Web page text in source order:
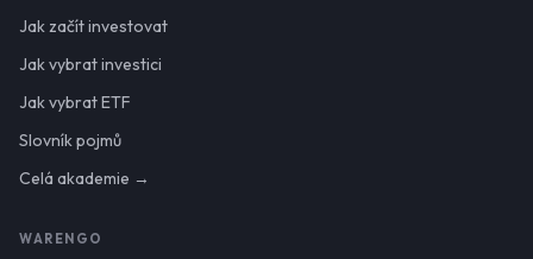
Jak začít investovat
Jak vybrat investici
Jak vybrat ETF
Slovník pojmů
Celá akademie →
WARENGO